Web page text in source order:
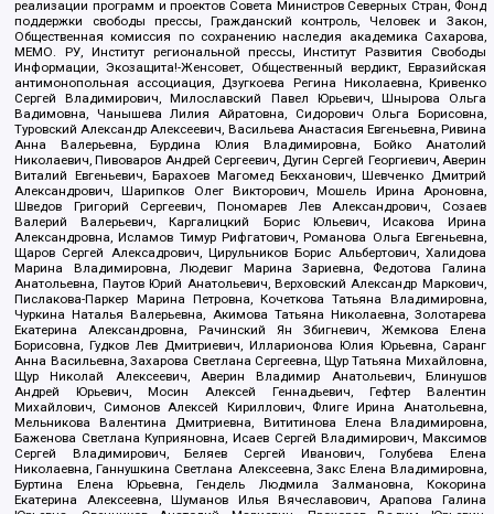
реализации программ и проектов Совета Министров Северных Стран, Фонд
поддержки свободы прессы, Гражданский контроль, Человек и Закон,
Общественная комиссия по сохранению наследия академика Сахарова,
МЕМО. РУ, Институт региональной прессы, Институт Развития Свободы
Информации, Экозащита!-Женсовет, Общественный вердикт, Евразийская
антимонопольная ассоциация, Дзугкоева Регина Николаевна, Кривенко
Сергей Владимирович, Милославский Павел Юрьевич, Шнырова Ольга
Вадимовна, Чанышева Лилия Айратовна, Сидорович Ольга Борисовна,
Туровский Александр Алексеевич, Васильева Анастасия Евгеньевна, Ривина
Анна Валерьевна, Бурдина Юлия Владимировна, Бойко Анатолий
Николаевич, Пивоваров Андрей Сергеевич, Дугин Сергей Георгиевич, Аверин
Виталий Евгеньевич, Барахоев Магомед Бекханович, Шевченко Дмитрий
Александрович, Шарипков Олег Викторович, Мошель Ирина Ароновна,
Шведов Григорий Сергеевич, Пономарев Лев Александрович, Созаев
Валерий Валерьевич, Каргалицкий Борис Юльевич, Исакова Ирина
Александровна, Исламов Тимур Рифгатович, Романова Ольга Евгеньевна,
Щаров Сергей Алексадрович, Цирульников Борис Альбертович, Халидова
Марина Владимировна, Людевиг Марина Зариевна, Федотова Галина
Анатольевна, Паутов Юрий Анатольевич, Верховский Александр Маркович,
Пислакова-Паркер Марина Петровна, Кочеткова Татьяна Владимировна,
Чуркина Наталья Валерьевна, Акимова Татьяна Николаевна, Золотарева
Екатерина Александровна, Рачинский Ян Збигневич, Жемкова Елена
Борисовна, Гудков Лев Дмитриевич, Илларионова Юлия Юрьевна, Саранг
Анна Васильевна, Захарова Светлана Сергеевна, Щур Татьяна Михайловна,
Щур Николай Алексеевич, Аверин Владимир Анатольевич, Блинушов
Андрей Юрьевич, Мосин Алексей Геннадьевич, Гефтер Валентин
Михайлович, Симонов Алексей Кириллович, Флиге Ирина Анатольевна,
Мельникова Валентина Дмитриевна, Вититинова Елена Владимировна,
Баженова Светлана Куприяновна, Исаев Сергей Владимирович, Максимов
Сергей Владимирович, Беляев Сергей Иванович, Голубева Елена
Николаевна, Ганнушкина Светлана Алексеевна, Закс Елена Владимировна,
Буртина Елена Юрьевна, Гендель Людмила Залмановна, Кокорина
Екатерина Алексеевна, Шуманов Илья Вячеславович, Арапова Галина